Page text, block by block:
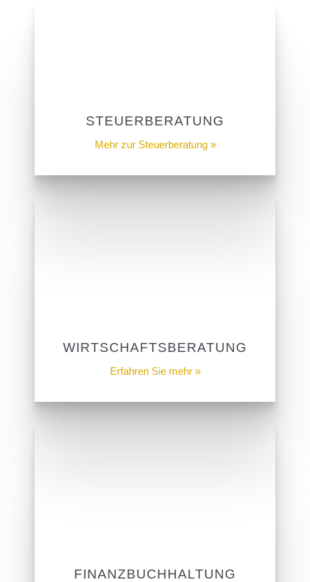
STEUERBERATUNG
Mehr zur Steuerberatung »
WIRTSCHAFTSBERATUNG
Erfahren Sie mehr »
FINANZBUCHHALTUNG